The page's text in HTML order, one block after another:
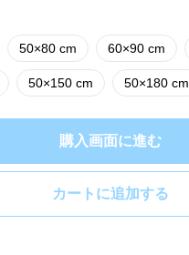
50×80 cm 60×90 cm
50×150 cm 50×180 cm
購入画面に進む
カートに追加する